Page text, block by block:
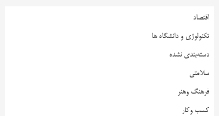
اقتصاد
تکنولوژی و دانشگاه ها
دسته‌بندی نشده
سلامتی
فرهنگ وهنر
کسب وکار